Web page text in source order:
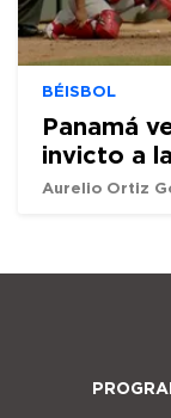
BÉISBOL
Panamá
invicto a
Aurelio Ortiz